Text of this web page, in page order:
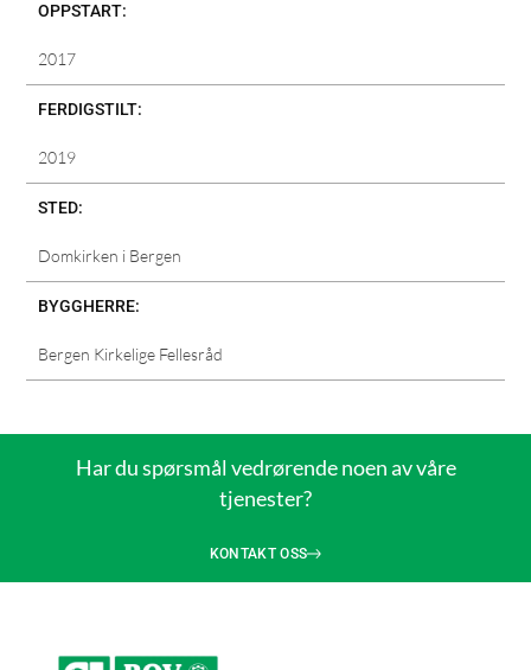
OPPSTART:
2017
FERDIGSTILT:
2019
STED:
Domkirken i Bergen
BYGGHERRE:
Bergen Kirkelige Fellesråd
Har du spørsmål vedrørende noen av våre
tjenester?
KONTAKT OSS